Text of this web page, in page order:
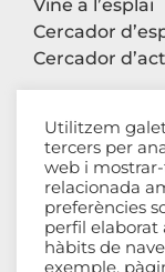
Vine a l’esplai
Cercador
Cercador
Contacte
Carrer
08002
93 302 61 03
Utilitzem
tercers per
web i
relacionada
preferències
perfil elaborat
hàbits de
exemple,